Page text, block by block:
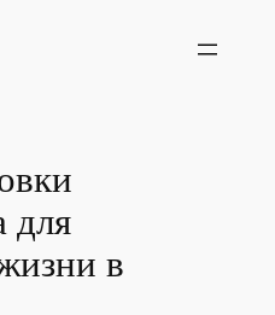
для
в